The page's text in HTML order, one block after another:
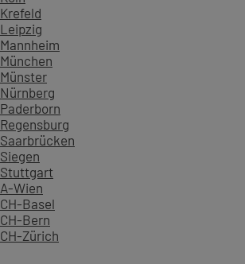
Krefeld
Leipzig
Mannheim
München
Münster
Nürnberg
Paderborn
Regensburg
Saarbrücken
Siegen
Stuttgart
A-Wien
CH-Basel
CH-Bern
CH-Zürich